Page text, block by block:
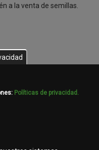
a la venta de semillas.
Políticas de privacidad.